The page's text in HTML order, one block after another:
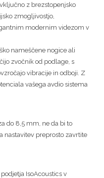
z brezstopenjsko
zmogljivostjo,
modernim videzom v
nameščene nogice ali
zvočnik od podlage, s
vibracije in odboji. Z
vašega avdio sistema
do 8,5 mm, ne da bi to
nastavitev preprosto zavrtite
IsoAcoustics v